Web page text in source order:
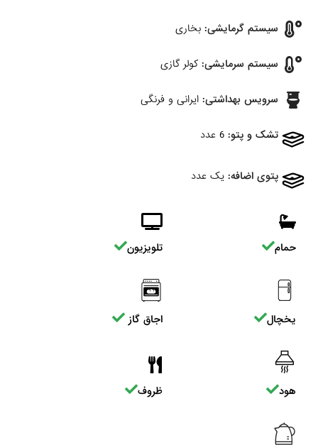
سیستم گرمایشی: بخاری
سیستم سرمایشی: کولر گازی
سرویس بهداشتی: ایرانی و فرنگی
تشک و پتو: 6 عدد
پتوی اضافه: یک عدد
حمام تلویزیون
یخچال اجاق گاز
هود ظروف